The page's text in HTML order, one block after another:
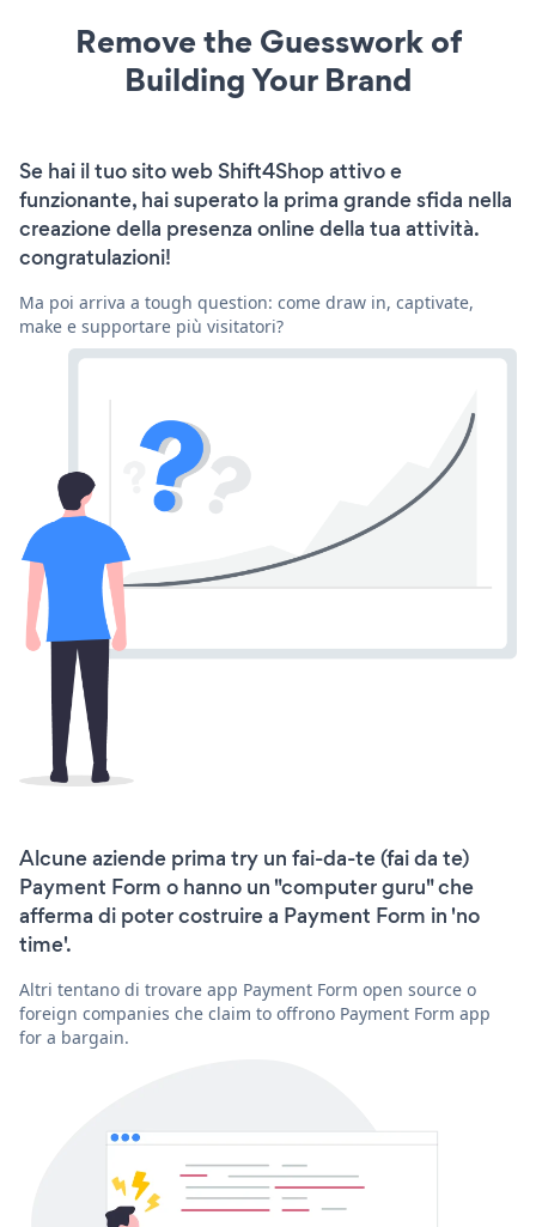
Remove the Guesswork of
Building Your Brand
Se hai il tuo sito web Shift4Shop attivo e
funzionante, hai superato la prima grande sfida nella
creazione della presenza online della tua attività.
congratulazioni!
Ma poi arriva a tough question: come draw in, captivate,
make e supportare più visitatori?
Alcune aziende prima try un fai-da-te (fai da te)
Payment Form o hanno un "computer guru" che
afferma di poter costruire a Payment Form in 'no
time'.
Altri tentano di trovare app Payment Form open source o
foreign companies che claim to offrono Payment Form app
for a bargain.